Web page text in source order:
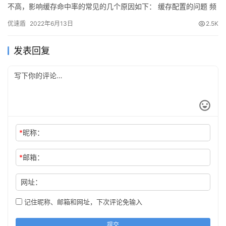
不高，影响缓存命中率的常见的几个原因如下： 缓存配置的问题 频
优速盾 2022年6月13日 2.5K
发表回复
*昵称：
*邮箱：
网址：
记住昵称、邮箱和网址，下次评论免输入